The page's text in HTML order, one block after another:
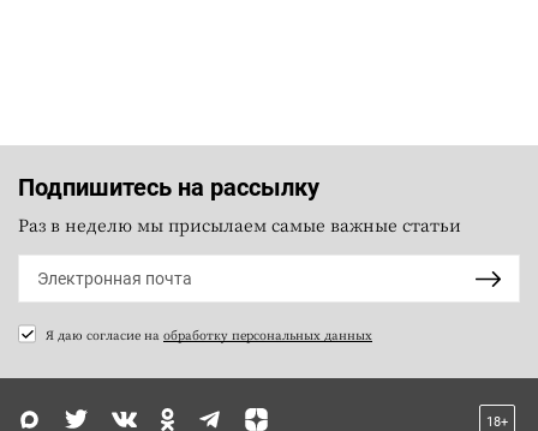
Подпишитесь на рассылку
Раз в неделю мы присылаем самые важные статьи
Я даю согласие на обработку персональных данных
18+